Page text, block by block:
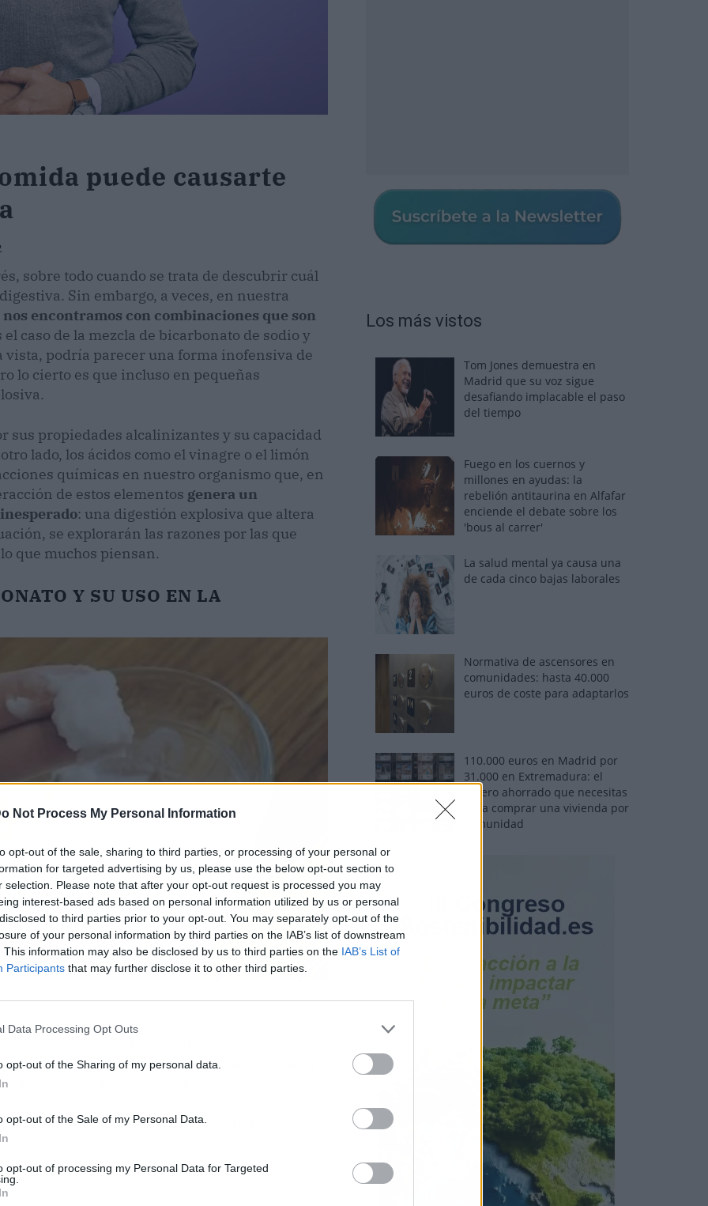
Not Process My Personal Information
opt-out of the sale, sharing to third parties, or processing of your personal or
for targeted advertising by us, please use the below opt-out section to
selection. Please note that after your opt-out request is processed you may
interest-based ads based on personal information utilized by us or personal
to third parties prior to your opt-out. You may separately opt-out of the
of your personal information by third parties on the IAB’s list of downstream
This information may also be disclosed by us to third parties on the IAB’s List of
Participants that may further disclose it to other third parties.
Data Processing Opt Outs
opt-out of the Sharing of my personal data.
opt-out of the Sale of my Personal Data.
opt-out of processing my Personal Data for Targeted
puede causarte
sobre todo cuando se trata de descubrir cuál
Sin embargo, a veces, en nuestra
nos encontramos con combinaciones que son
el caso de la mezcla de bicarbonato de sodio y
podría parecer una forma inofensiva de
lo cierto es que incluso en pequeñas
sus propiedades alcalinizantes y su capacidad
lado, los ácidos como el vinagre o el limón
químicas en nuestro organismo que, en
de estos elementos genera un
: una digestión explosiva que altera
se explorarán las razones por las que
que muchos piensan.
Y SU USO EN LA
consideran un aliado en la cocina, tiene
caseros. Su acción alcalina se ha utilizado
digestivos menores.Aumentar su uso en
pueden cambiar si se mezcla con
el pH del estómago, en cantidades
que, lejos de mejorar la digestión,
Los más vistos
Tom Jones demuestra en
Madrid que su voz sigue
desafiando implacable el paso
del tiempo
Fuego en los cuernos y
millones en ayudas: la
rebelión antitaurina en Alfafar
enciende el debate sobre los
'bous al carrer'
La salud mental ya causa una
de cada cinco bajas laborales
Normativa de ascensores en
comunidades: hasta 40.000
euros de coste para adaptarlos
110.000 euros en Madrid por
31.000 en Extremadura: el
dinero ahorrado que necesitas
para comprar una vivienda por
comunidad